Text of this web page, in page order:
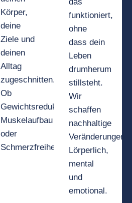
Körper,
deine
Ziele und
deinen
Alltag
zugeschnitten.
Ob
Gewichtsreduktion,
Muskelaufbau
oder
Schmerzfreiheit.
funktioniert,
ohne
dass dein
Leben
drumherum
stillsteht.
Wir
schaffen
nachhaltige
Veränderungen.
Lörperlich,
mental
und
emotional.